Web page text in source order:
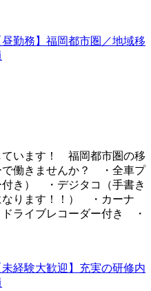
勤務】福岡都市圏／地域移
ています！ 福岡都市圏の移
で働きませんか？ ・全車プ
付き） ・デジタコ（手書き
なります！！） ・カーナ
ドライブレコーダー付き ・
経験大歓迎】充実の研修内